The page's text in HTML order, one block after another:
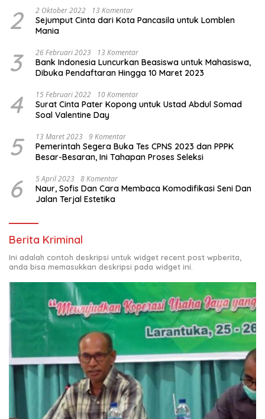
2 2 Oktober 2022 13 Komentar
Sejumput Cinta dari Kota Pancasila untuk Lomblen
Mania
3 26 Februari 2023 13 Komentar
Bank Indonesia Luncurkan Beasiswa untuk Mahasiswa,
Dibuka Pendaftaran Hingga 10 Maret 2023
4 15 Februari 2022 10 Komentar
Surat Cinta Pater Kopong untuk Ustad Abdul Somad
Soal Valentine Day
5 13 Maret 2023 9 Komentar
Pemerintah Segera Buka Tes CPNS 2023 dan PPPK
Besar-Besaran, Ini Tahapan Proses Seleksi
6 5 April 2023 8 Komentar
Naur, Sofis Dan Cara Membaca Komodifikasi Seni Dan
Jalan Terjal Estetika
Berita Kriminal
Ini adalah contoh deskripsi untuk widget recent post wpberita,
anda bisa memasukkan deskripsi pada widget ini.